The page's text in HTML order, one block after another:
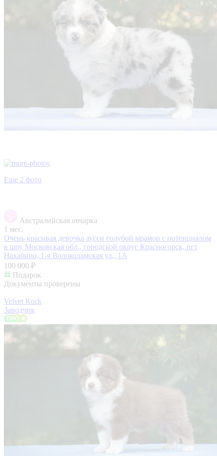
Еще 2 фото
Австралийская овчарка
1 мес.
Очень красивая девочка аусси голубой мрамор с потенциалом
в шоу Московская обл., городской округ Красногорск, пгт
Нахабино, 1-я Волоколамская ул., 1А
100 000 ₽
Подарок
Документы проверены
Velvet Rock
Заводчик